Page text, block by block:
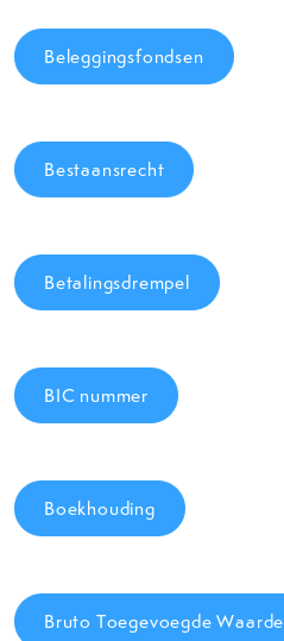
Beleggingsfondsen
Bestaansrecht
Betalingsdrempel
BIC nummer
Boekhouding
Bruto Toegevoegde Waarde